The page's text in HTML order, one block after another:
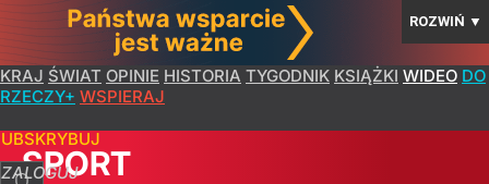
ROZWIŃ ▼
KRAJ ŚWIAT OPINIE HISTORIA TYGODNIK KSIĄŻKI WIDEO DO
RZECZY+ WSPIERAJ
ZALOGUJ
SPORT